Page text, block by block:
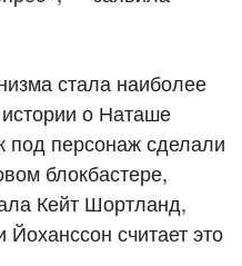
стала наиболее
о Наташе
под персонаж сделали
блокбастере,
Кейт Шортланд,
Йоханссон считает это